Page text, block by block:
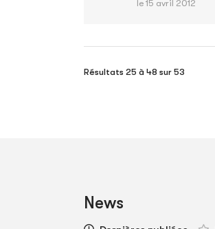
le 15 avril 2012
Résultats 25 à 48 sur 53
News